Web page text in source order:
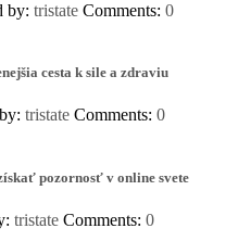
by: tristate Comments: 0
cesta k sile a zdraviu
tristate Comments: 0
pozornosť v online svete
tristate Comments: 0